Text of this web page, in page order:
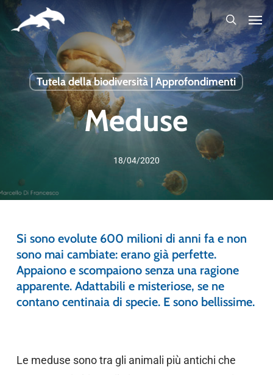
Skip
content
Tutela della biodiversità | Approfondimenti
Meduse
18/04/2020
Si sono evolute 600 milioni di anni fa e non
sono mai cambiate: erano già perfette.
Appaiono e scompaiono senza una ragione
apparente. Adattabili e misteriose, se ne
contano centinaia di specie. E sono bellissime.
Le meduse sono tra gli animali più antichi che